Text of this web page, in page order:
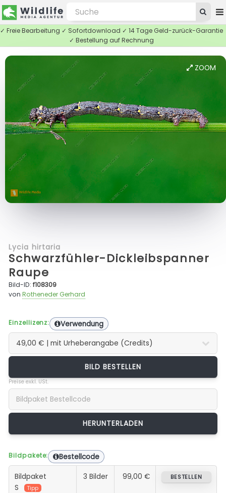
✓ Freie Bearbeitung ✓ Sofortdownload ✓ 14 Tage Geld-zurück-Garantie
✓ Bestellung auf Rechnung
ZOOM
Lycia hirtaria
Schwarzfühler-Dickleibspanner
Raupe
Bild-ID:f108309
vonRotheneder Gerhard
Einzellizenz: Verwendung
BILD BESTELLEN
Preise exkl. USt.
Bildpakete: Bestellcode
Bildpaket
S
Tipp
3 Bilder 99,00 € BESTELLEN